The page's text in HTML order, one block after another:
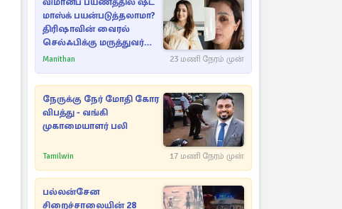
மாஸ்க் பயன்படுத்தலாமா?
திரிஷாவின் வைரல்
செல்ஃபிக்கு மருத்துவர்
விளக்கம்
Manithan 23 மணி நேரம் முன்
நேருக்கு நேர் மோதி கோர
விபத்து - வங்கி
முகாமையாளர் பலி
Tamilwin 17 மணி நேரம் முன்
பல்லன்சேன
சிறைச்சாலையின் 28